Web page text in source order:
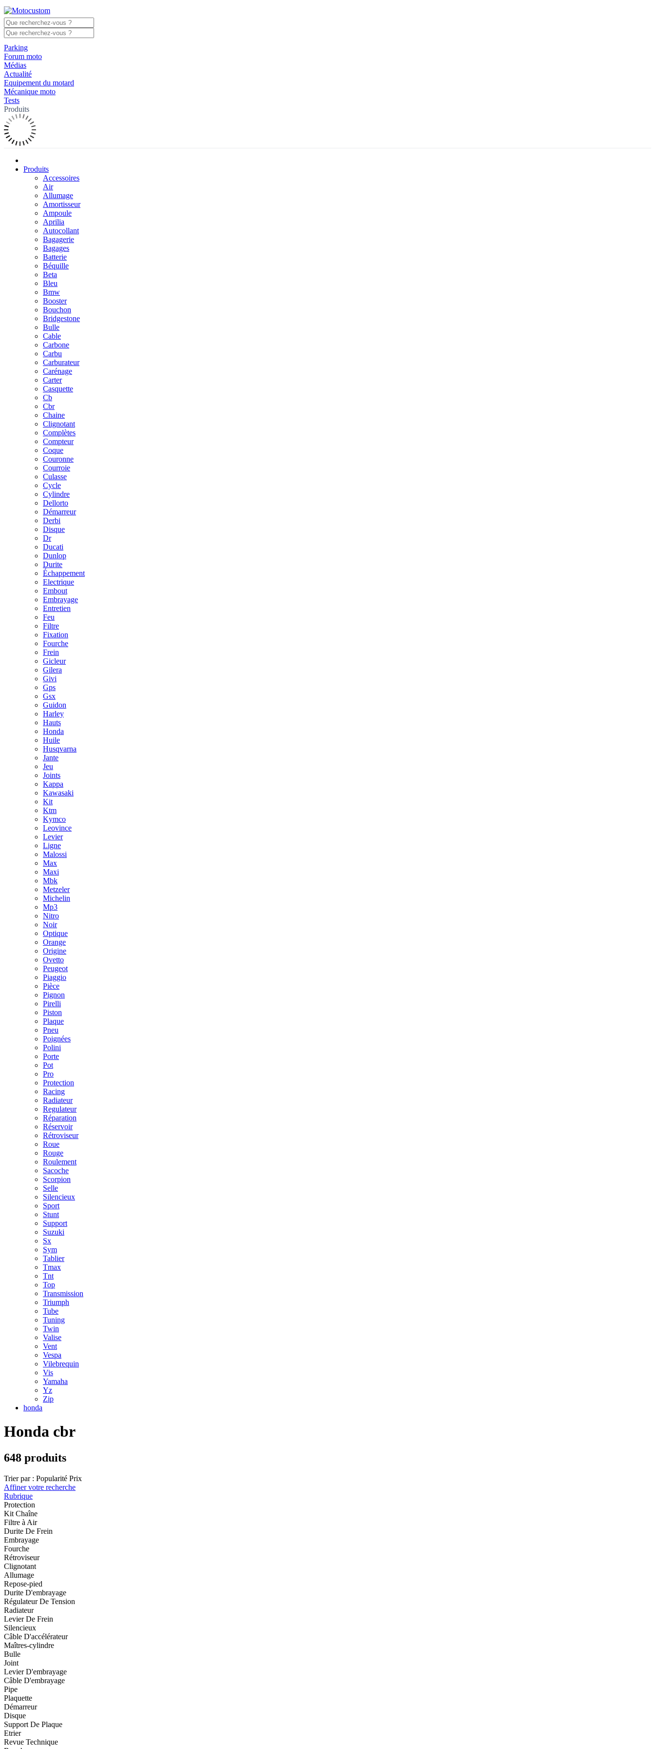
Parking
Forum moto
Médias
Actualité
Equipement du motard
Mécanique moto
Tests
Produits
Produits
Accessoires
Air
Allumage
Amortisseur
Ampoule
Aprilia
Autocollant
Bagagerie
Bagages
Batterie
Béquille
Beta
Bleu
Bmw
Booster
Bouchon
Bridgestone
Bulle
Cable
Carbone
Carbu
Carburateur
Carénage
Carter
Casquette
Cb
Cbr
Chaine
Clignotant
Complètes
Compteur
Coque
Couronne
Courroie
Culasse
Cycle
Cylindre
Dellorto
Démarreur
Derbi
Disque
Dr
Ducati
Dunlop
Durite
Échappement
Electrique
Embout
Embrayage
Entretien
Feu
Filtre
Fixation
Fourche
Frein
Gicleur
Gilera
Givi
Gps
Gsx
Guidon
Harley
Hauts
Honda
Huile
Husqvarna
Jante
Jeu
Joints
Kappa
Kawasaki
Kit
Ktm
Kymco
Leovince
Levier
Ligne
Malossi
Max
Maxi
Mbk
Metzeler
Michelin
Mp3
Nitro
Noir
Optique
Orange
Origine
Ovetto
Peugeot
Piaggio
Pièce
Pignon
Pirelli
Piston
Plaque
Pneu
Poignées
Polini
Porte
Pot
Pro
Protection
Racing
Radiateur
Regulateur
Réparation
Réservoir
Rétroviseur
Roue
Rouge
Roulement
Sacoche
Scorpion
Selle
Silencieux
Sport
Stunt
Support
Suzuki
Sx
Sym
Tablier
Tmax
Tnt
Top
Transmission
Triumph
Tube
Tuning
Twin
Valise
Vent
Vespa
Vilebrequin
Vis
Yamaha
Yz
Zip
honda
Honda cbr
648 produits
Trier par : Popularité Prix
Affiner votre recherche
Rubrique
Protection
Kit Chaîne
Filtre à Air
Durite De Frein
Embrayage
Fourche
Rétroviseur
Clignotant
Allumage
Repose-pied
Durite D'embrayage
Régulateur De Tension
Radiateur
Levier De Frein
Silencieux
Câble D'accélérateur
Maîtres-cylindre
Bulle
Joint
Levier D'embrayage
Câble D'embrayage
Pipe
Plaquette
Démarreur
Disque
Support De Plaque
Etrier
Revue Technique